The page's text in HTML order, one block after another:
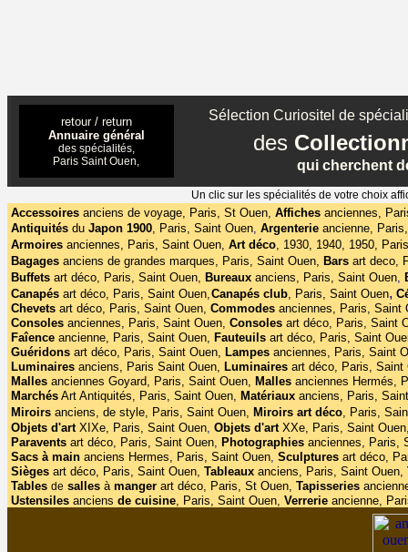
retour / return
Annuaire général
des spécialités,
Paris Saint Ouen,
Sélection Curiositel de
des
qui cherchent
Un clic sur les spécialités de votre choix
Accessoires anciens de voyage, Paris, St Ouen, Affiches anciennes,
Antiquités du Japon 1900, Paris, Saint Ouen, Argenterie ancienne,
Armoires anciennes, Paris, Saint Ouen, Art déco, 1930, 1940, 1950,
Bagages anciens de grandes marques, Paris, Saint Ouen, Bars art deco,
Buffets art déco, Paris, Saint Ouen, Bureaux anciens, Paris, Saint Ouen,
Canapés art déco, Paris, Saint Ouen,Canapés club, Paris, Saint Ouen,
Chevets art déco, Paris, Saint Ouen, Commodes anciennes, Paris, Saint
Consoles anciennes, Paris, Saint Ouen, Consoles art déco, Paris, Saint
Faîence ancienne, Paris, Saint Ouen, Fauteuils art déco, Paris, Saint
Guéridons art déco, Paris, Saint Ouen, Lampes anciennes, Paris, Saint
Luminaires anciens, Paris Saint Ouen, Luminaires art déco, Paris, Saint
Malles anciennes Goyard, Paris, Saint Ouen, Malles anciennes Hermés,
Marchés Art Antiquités, Paris, Saint Ouen, Matériaux anciens, Paris,
Miroirs anciens, de style, Paris, Saint Ouen, Miroirs art déco, Paris,
Objets d'art XIXe, Paris, Saint Ouen, Objets d'art XXe, Paris, Saint
Paravents art déco, Paris, Saint Ouen, Photographies anciennes, Paris,
Sacs à main anciens Hermes, Paris, Saint Ouen, Sculptures art déco,
Sièges art déco, Paris, Saint Ouen, Tableaux anciens, Paris, Saint Ouen,
Tables de salles àmanger art déco, Paris, St Ouen, Tapisseries
Ustensiles anciens de cuisine, Paris, Saint Ouen, Verrerie ancienne,